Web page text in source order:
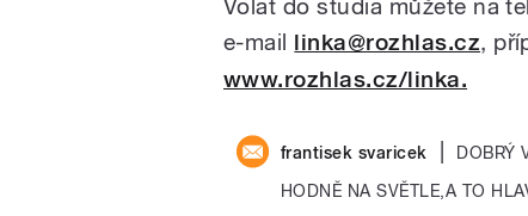
Volat do studia můžete na
e-mail linka@rozhlas.cz,
www.rozhlas.cz/linka.
frantisek svaricek
DOBRÝ
HODNĚ NA SVĚTLE,A TO